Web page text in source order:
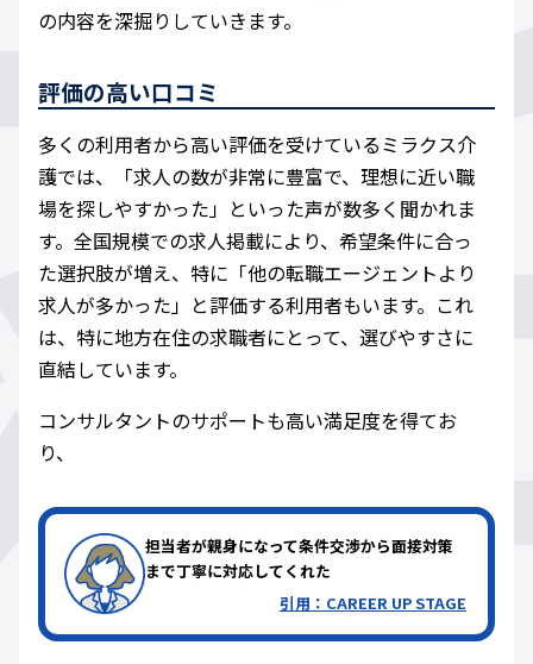
の内容を深掘りしていきます。
評価の高い口コミ
多くの利用者から高い評価を受けているミラクス介
護では、「求人の数が非常に豊富で、理想に近い職
場を探しやすかった」といった声が数多く聞かれま
す。全国規模での求人掲載により、希望条件に合っ
た選択肢が増え、特に「他の転職エージェントより
求人が多かった」と評価する利用者もいます。これ
は、特に地方在住の求職者にとって、選びやすさに
直結しています。
コンサルタントのサポートも高い満足度を得てお
り、
担当者が親身になって条件交渉から面接対策
まで丁寧に対応してくれた
引用： CAREER UP STAGE